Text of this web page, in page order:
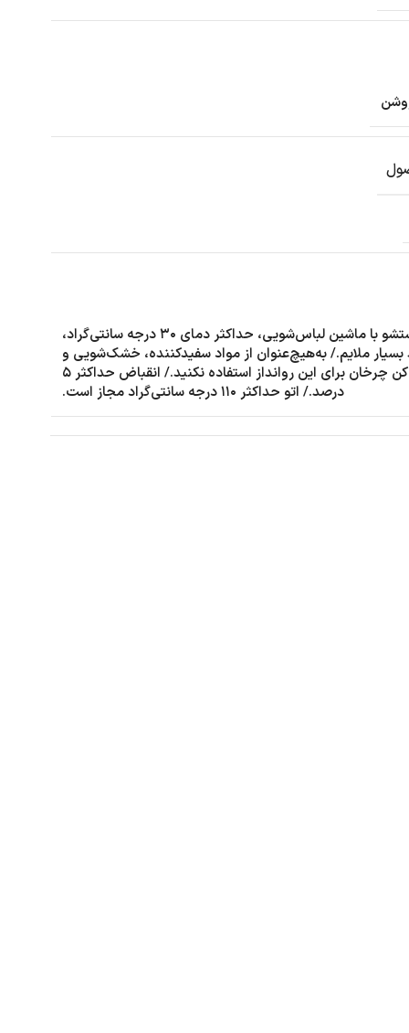
قابلیت شستشو با ماشین لباس‌شویی، حداکثر دمای ۳۰ درجه سانتی‌گراد،
بسیار ملایم./ به‌هیچ‌عنوان از مواد سفیدکننده، خشک‌شویی و
خشک‌کن چرخان برای این روانداز استفاده نکنید./ انقباض حداکثر ۵
درصد./ اتو حداکثر ۱۱۰ درجه سانتی‌گراد مجاز است.